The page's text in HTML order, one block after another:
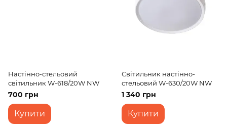
Настінно-стельовий
світильник W-618/20W NW
700 грн
Купити
Світильник настінно-
стельовий W-630/20W NW
1 340 грн
Купити